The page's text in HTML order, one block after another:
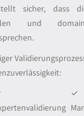
sicher, dass
und
✓